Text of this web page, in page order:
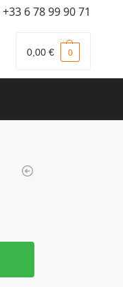
+33 6 78 99 90 71
0,00 € 0